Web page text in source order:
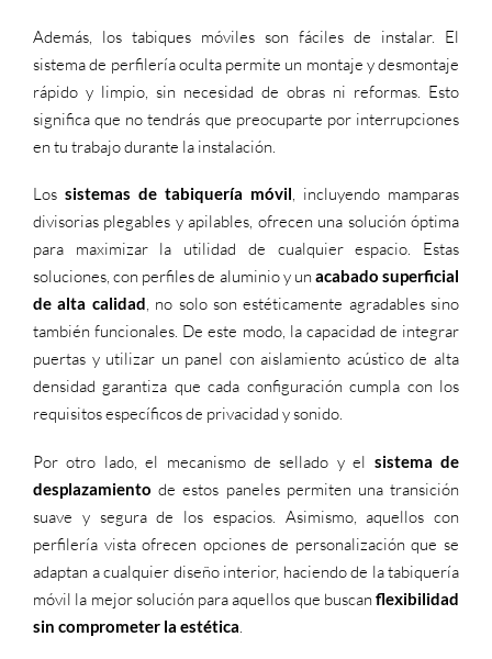
Además, los tabiques móviles son fáciles de instalar. El
sistema de perfilería oculta permite un montaje y desmontaje
rápido y limpio, sin necesidad de obras ni reformas. Esto
significa que no tendrás que preocuparte por interrupciones
en tu trabajo durante la instalación.
Los sistemas de tabiquería móvil, incluyendo mamparas
divisorias plegables y apilables, ofrecen una solución óptima
para maximizar la utilidad de cualquier espacio. Estas
soluciones, con perfiles de aluminio y un acabado superficial
de alta calidad, no solo son estéticamente agradables sino
también funcionales. De este modo, la capacidad de integrar
puertas y utilizar un panel con aislamiento acústico de alta
densidad garantiza que cada configuración cumpla con los
requisitos específicos de privacidad y sonido.
Por otro lado, el mecanismo de sellado y el sistema de
desplazamiento de estos paneles permiten una transición
suave y segura de los espacios. Asimismo, aquellos con
perfilería vista ofrecen opciones de personalización que se
adaptan a cualquier diseño interior, haciendo de la tabiquería
móvil la mejor solución para aquellos que buscan flexibilidad
sin comprometer la estética.